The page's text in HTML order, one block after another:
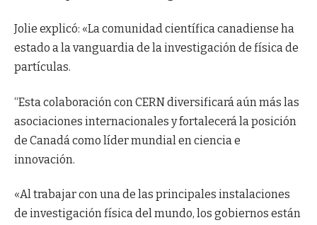
Jolie explicó: «La comunidad científica canadiense ha
estado a la vanguardia de la investigación de física de
partículas.
“Esta colaboración con CERN diversificará aún más las
asociaciones internacionales y fortalecerá la posición
de Canadá como líder mundial en ciencia e
innovación.
«Al trabajar con una de las principales instalaciones
de investigación física del mundo, los gobiernos están